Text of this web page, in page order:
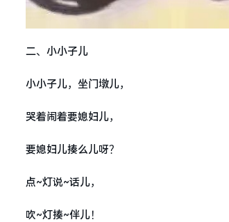
二、小小子儿
小小子儿，坐门墩儿，
哭着闹着要媳妇儿，
要媳妇儿揍么儿呀？
点~灯说~话儿，
吹~灯揍~伴儿！